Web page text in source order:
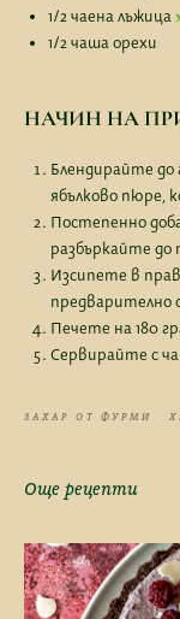
1/2 чаена лъжица
1/2 чаша орехи
НАЧИН НА
Блендирайте до
ябълково пюре,
Постепенно
разбъркайте до
Изсипете в
предварително
Печете на 180
Сервирайте с
ЗАХАР ОТ ФУРМИ
Още рецепти